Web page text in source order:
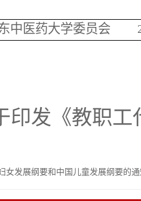
中医药大学委员会
印发《教职
女发展纲要和中国儿童发展纲要的